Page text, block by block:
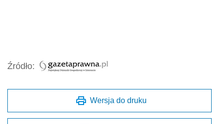
Źródło:
Wersja do druku